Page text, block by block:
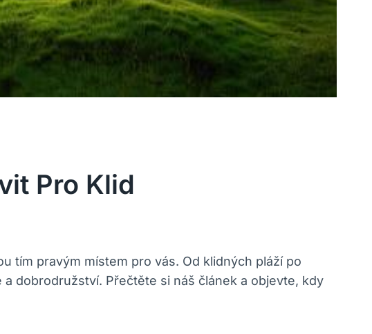
Pro Klid
tím pravým místem pro vás. Od klidných pláží po
dobrodružství. Přečtěte si náš článek a objevte, kdy